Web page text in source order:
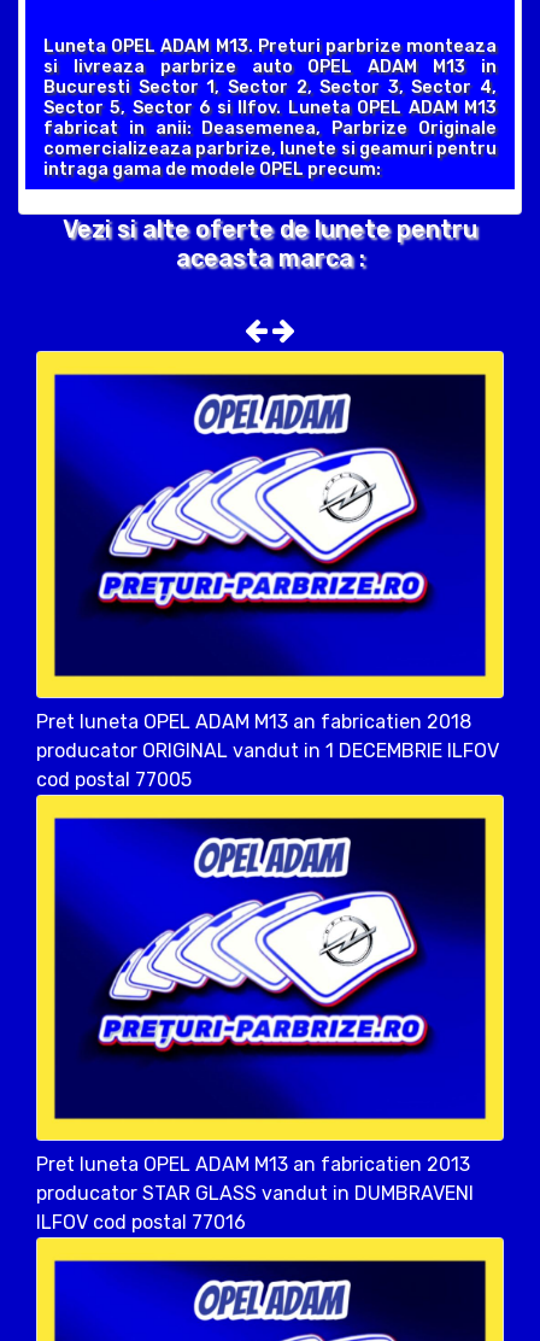
Luneta OPEL ADAM M13. Preturi parbrize monteaza
si livreaza parbrize auto OPEL ADAM M13 in
Bucuresti Sector 1, Sector 2, Sector 3, Sector 4,
Sector 5, Sector 6 si Ilfov. Luneta OPEL ADAM M13
fabricat in anii: Deasemenea, Parbrize Originale
comercializeaza parbrize, lunete si geamuri pentru
intraga gama de modele OPEL precum:
Vezi si alte oferte de lunete pentru
aceasta marca :
Pret luneta OPEL ADAM M13 an fabricatien 2018
producator ORIGINAL vandut in 1 DECEMBRIE ILFOV
cod postal 77005
Pret luneta OPEL ADAM M13 an fabricatien 2013
producator STAR GLASS vandut in DUMBRAVENI
ILFOV cod postal 77016